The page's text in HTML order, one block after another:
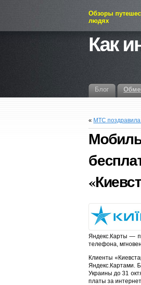
Обзоры
людях
Как
Блог
« МТС
Яндекс.Карты —
телефона,
Клиенты
Яндекс.Картами.
Украины до 31
платы за